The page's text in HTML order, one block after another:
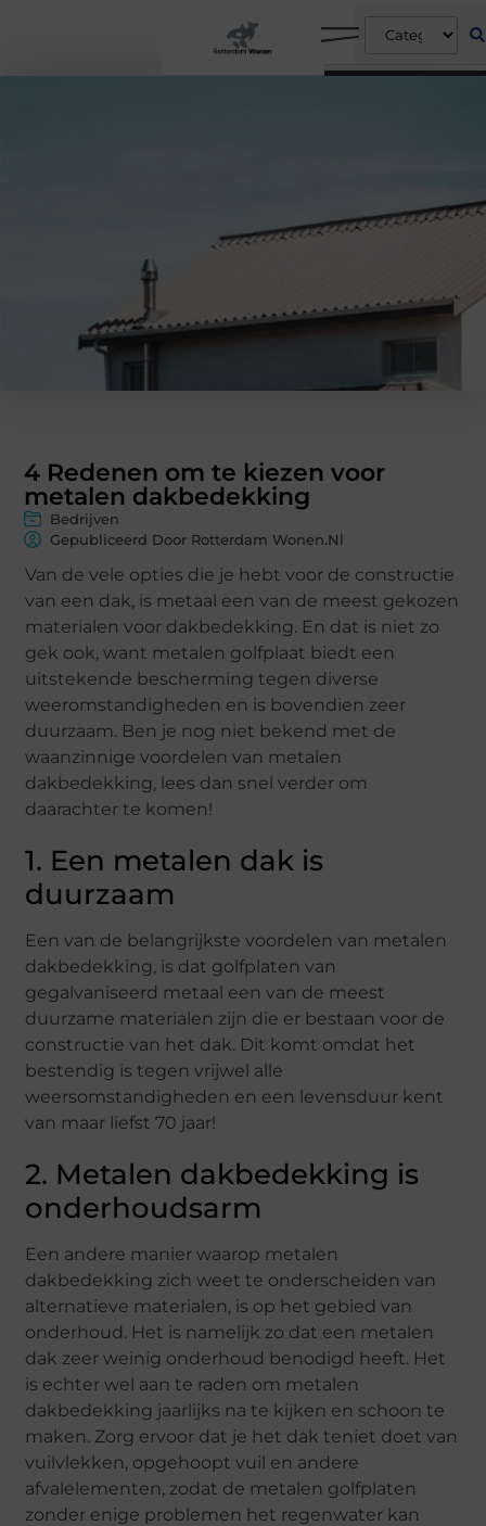
4 Redenen om te kiezen voor
metalen dakbedekking
Bedrijven
Gepubliceerd Door Rotterdam Wonen.nl
Van de vele opties die je hebt voor de constructie
van een dak, is metaal een van de meest gekozen
materialen voor dakbedekking. En dat is niet zo
gek ook, want metalen golfplaat biedt een
uitstekende bescherming tegen diverse
weeromstandigheden en is bovendien zeer
duurzaam. Ben je nog niet bekend met de
waanzinnige voordelen van metalen
dakbedekking, lees dan snel verder om
daarachter te komen!
1. Een metalen dak is
duurzaam
Een van de belangrijkste voordelen van metalen
dakbedekking, is dat golfplaten van
gegalvaniseerd metaal een van de meest
duurzame materialen zijn die er bestaan voor de
constructie van het dak. Dit komt omdat het
bestendig is tegen vrijwel alle
weersomstandigheden en een levensduur kent
van maar liefst 70 jaar!
2. Metalen dakbedekking is
onderhoudsarm
Een andere manier waarop metalen
dakbedekking zich weet te onderscheiden van
alternatieve materialen, is op het gebied van
onderhoud. Het is namelijk zo dat een metalen
dak zeer weinig onderhoud benodigd heeft. Het
is echter wel aan te raden om metalen
dakbedekking jaarlijks na te kijken en schoon te
maken. Zorg ervoor dat je het dak teniet doet van
vuilvlekken, opgehoopt vuil en andere
afvalelementen, zodat de metalen golfplaten
zonder enige problemen het regenwater kan